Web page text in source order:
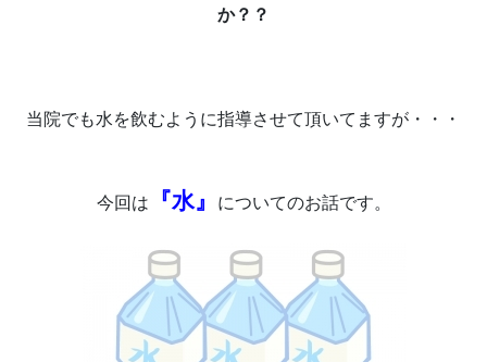
か？？
当院でも水を飲むように指導させて頂いてますが・・・
今回は 『水』 についてのお話です。